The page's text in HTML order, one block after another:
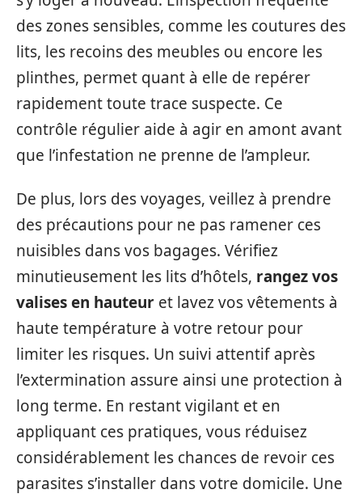
des zones sensibles, comme les coutures des
lits, les recoins des meubles ou encore les
plinthes, permet quant à elle de repérer
rapidement toute trace suspecte. Ce
contrôle régulier aide à agir en amont avant
que l’infestation ne prenne de l’ampleur.
De plus, lors des voyages, veillez à prendre
des précautions pour ne pas ramener ces
nuisibles dans vos bagages. Vérifiez
minutieusement les lits d’hôtels, rangez vos
valises en hauteur et lavez vos vêtements à
haute température à votre retour pour
limiter les risques. Un suivi attentif après
l’extermination assure ainsi une protection à
long terme. En restant vigilant et en
appliquant ces pratiques, vous réduisez
considérablement les chances de revoir ces
parasites s’installer dans votre domicile. Une